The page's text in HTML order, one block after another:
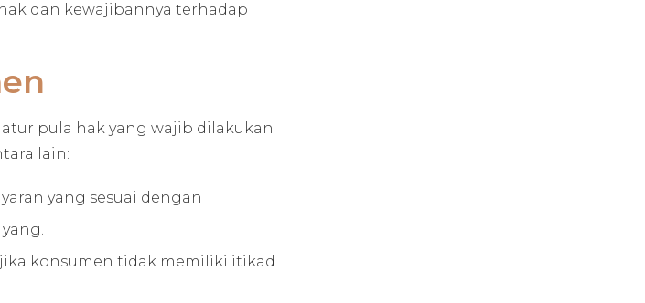
dan kewajibannya terhadap
pula hak yang wajib dilakukan
lain:
yang sesuai dengan
konsumen tidak memiliki itikad